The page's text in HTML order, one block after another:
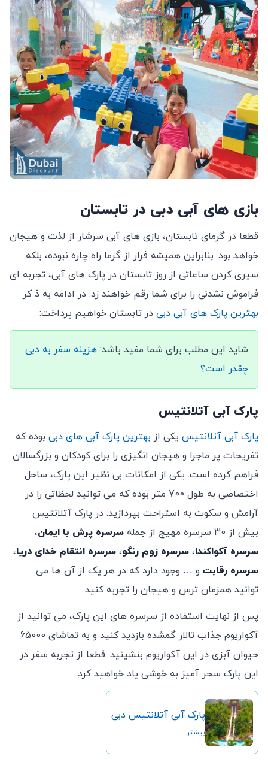
بازی های آبی دبی در تابستان
قطعا در گرمای تابستان، بازی های آبی سرشار از لذت و هیجان
خواهد بود. بنابراین همیشه فرار از گرما راه چاره نبوده، بلکه
سپری کردن ساعاتی از روز تابستان در پارک های آبی، تجربه ای
فراموش نشدنی را برای شما رقم خواهند زد. در ادامه به ذ کر
بهترین پارک های آبی دبی در تابستان خواهیم پرداخت:
شاید این مطلب برای شما مفید باشد: هزینه سفر به دبی
چقدر است؟
پارک آبی آتلانتیس
پارک آبی آتلانتیس یکی از بهترین پارک آبی های دبی بوده که
تفریحات پر ماجرا و هیجان انگیزی را برای کودکان و بزرگسالان
فراهم کرده است. یکی از امکانات بی نظیر این پارک، ساحل
اختصاصی به طول 700 متر بوده که می توانید لحظاتی را در
آرامش و سکوت به استراحت بپردازید. در پارک آتلانتیس
بیش از 30 سرسره مهیج از جمله
سرسره پرش با ایمان،
سرسره آکواکندا، سرسره زوم رنگو، سرسره انتقام خدای دریا،
سرسره رقابت و … وجود دارد که در هر یک از آن ها می
توانید همزمان ترس و هیجان را تجربه کنید.
پس از نهایت استفاده از سرسره های این پارک، می توانید از
آکواریوم جذاب تالار گمشده بازدید کنید و به تماشای 65000
حیوان آبزی در این آکواریوم بنشینید. قطعا از تجربه سفر در
این پارک سحر آمیز به خوشی یاد خواهید کرد.
پارک آبی آتلانتیس دبی
بیشتر